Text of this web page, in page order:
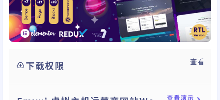
下载权限 查看
查看演示